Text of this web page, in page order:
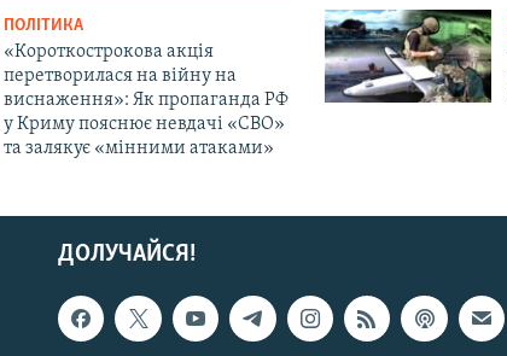
ПОЛІТИКА
«Короткострокова акція
перетворилася на війну на
виснаження»: Як пропаганда РФ
у Криму пояснює невдачі «СВО»
та залякує «мінними атаками»
ДОЛУЧАЙСЯ!